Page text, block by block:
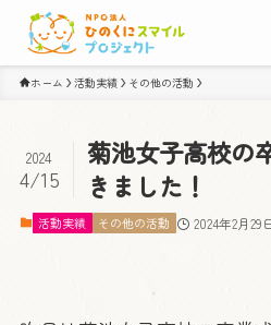
ホーム 活動実績 その他の活動
菊池女子高校の
きました！
2024
4/15
活動実績 その他の活動 2024年2月29